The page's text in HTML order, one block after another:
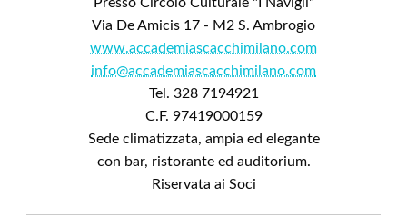
Via De Amicis 17 - M2 S. Ambrogio
www.accademiascacchimilano.com
info@accademiascacchimilano.com
Tel. 328 7194921
C.F. 97419000159
Sede climatizzata, ampia ed elegante
con bar, ristorante ed auditorium.
Riservata ai Soci